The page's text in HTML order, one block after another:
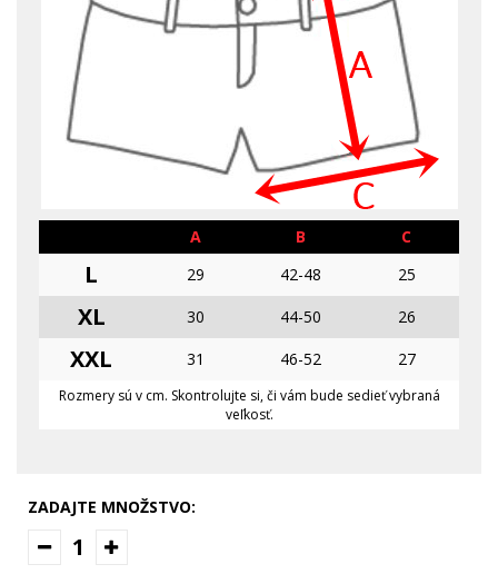
A B C
L 29 42-48 25
XL 30 44-50 26
XXL 31 46-52 27
Rozmery sú v cm. Skontrolujte si, či vám bude sedieť vybraná
veľkosť.
ZADAJTE MNOŽSTVO:
1